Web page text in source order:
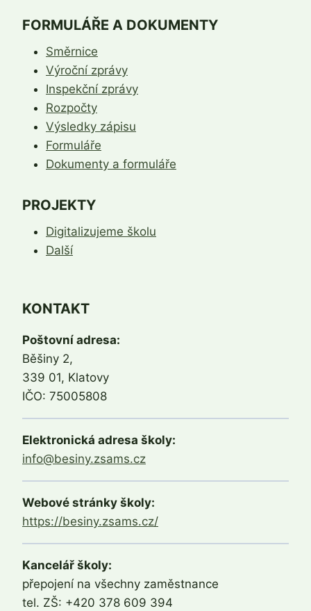
FORMULÁŘE A DOKUMENTY
Směrnice
Výroční zprávy
Inspekční zprávy
Rozpočty
Výsledky zápisu
Formuláře
Dokumenty a formuláře
PROJEKTY
Digitalizujeme školu
Další
KONTAKT
Poštovní adresa:
Běšiny 2,
339 01, Klatovy
IČO: 75005808
Elektronická adresa školy:
info@besiny.zsams.cz
Webové stránky školy:
https://besiny.zsams.cz/
Kancelář školy:
přepojení na všechny zaměstnance
tel. ZŠ: +420 378 609 394